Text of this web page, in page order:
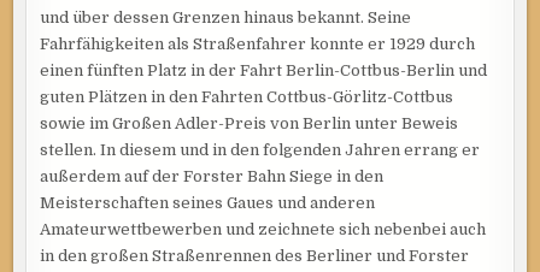
und über dessen Grenzen hinaus bekannt. Seine
Fahrfähigkeiten als Straßenfahrer konnte er 1929 durch
einen fünften Platz in der Fahrt Berlin-Cottbus-Berlin und
guten Plätzen in den Fahrten Cottbus-Görlitz-Cottbus
sowie im Großen Adler-Preis von Berlin unter Beweis
stellen. In diesem und in den folgenden Jahren errang er
außerdem auf der Forster Bahn Siege in den
Meisterschaften seines Gaues und anderen
Amateurwettbewerben und zeichnete sich nebenbei auch
in den großen Straßenrennen des Berliner und Forster